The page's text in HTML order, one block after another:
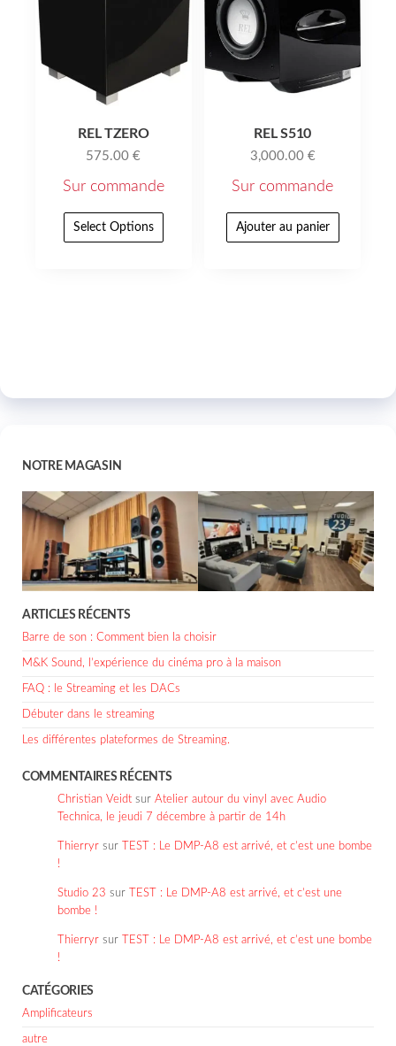
REL TZERO
575.00€
Sur commande
Select Options
REL S510
3,000.00 €
Sur commande
Ajouter au panier
NOTRE MAGASIN
ARTICLES RÉCENTS
Barre de son : Comment bien la choisir
M&K Sound, l’expérience du cinéma pro à la maison
FAQ : le Streaming et les DACs
Débuter dans le streaming
Les différentes plateformes de Streaming.
COMMENTAIRES RÉCENTS
Christian Veidt sur Atelier autour du vinyl avec Audio
Technica, le jeudi 7 décembre à partir de 14h
Thierryr sur
TEST : Le DMP-A8 est arrivé, et c’est une bombe
!
Studio 23 sur
TEST : Le DMP-A8 est arrivé, et c’est une
bombe !
Thierryr sur
TEST : Le DMP-A8 est arrivé, et c’est une bombe
!
CATÉGORIES
Amplificateurs
autre